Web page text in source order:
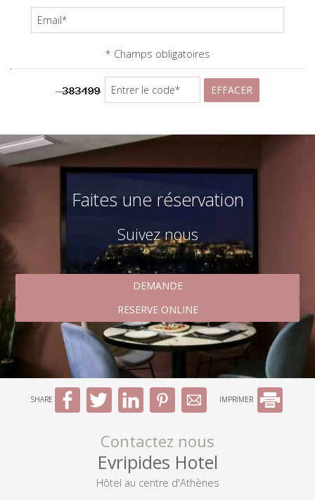
* Champs obligatoires
EFFACER
Faites une réservation
Suivez nous
DEMANDE
RESERVE ONLINE
SHARE IMPRIMER
Contactez nous
Evripides Hotel
Hôtel au centre d'Athènes